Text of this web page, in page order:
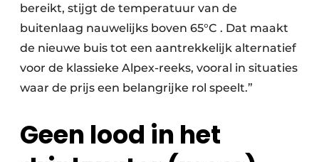
bereikt, stijgt de temperatuur van de
buitenlaag nauwelijks boven 65°C . Dat maakt
de nieuwe buis tot een aantrekkelijk alternatief
voor de klassieke Alpex-reeks, vooral in situaties
waar de prijs een belangrijke rol speelt.”
Geen lood in het